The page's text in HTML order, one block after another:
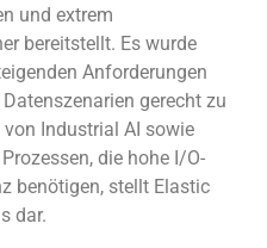
und extrem
bereitstellt. Es wurde
Anforderungen
gerecht zu
Industrial AI sowie
die hohe I/O-
benötigen, stellt Elastic
dar.